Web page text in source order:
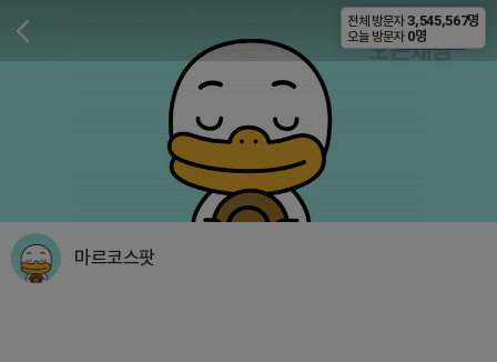
비공개
마르코스팟
전체 방문자 3,545,567명
오늘 방문자 0명